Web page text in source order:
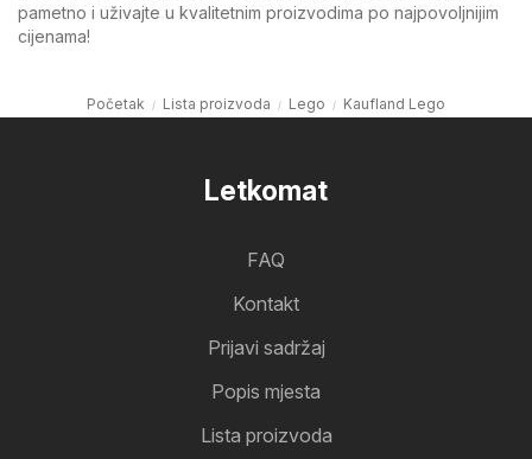
pametno i uživajte u kvalitetnim proizvodima po najpovoljnijim
cijenama!
Početak Lista proizvoda Lego Kaufland Lego
Letkomat
FAQ
Kontakt
Prijavi sadržaj
Popis mjesta
Lista proizvoda